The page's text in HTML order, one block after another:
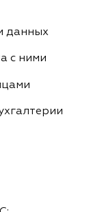
данных
с ними